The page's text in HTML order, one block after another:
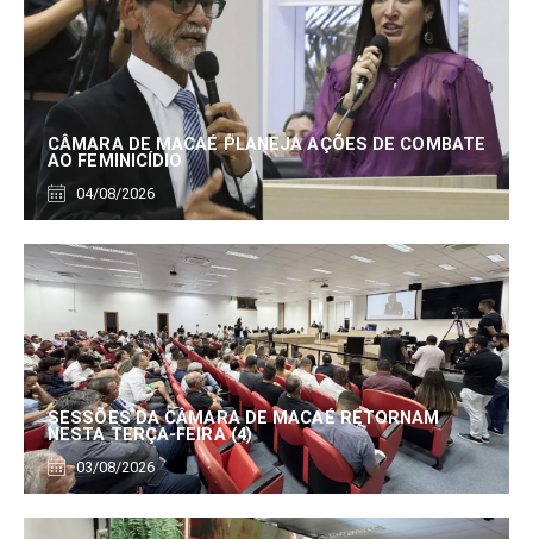
CÂMARA DE MACAÉ PLANEJA AÇÕES DE COMBATE
AO FEMINICÍDIO
04/08/2026
SESSÕES DA CÂMARA DE MACAÉ RETORNAM
NESTA TERÇA-FEIRA (4)
03/08/2026